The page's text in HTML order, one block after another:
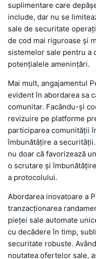
suplimentare care
include, dar nu se
sale de securitate
de cod mai riguroase și
sistemelor sale pentru a
potențialele amenințări.
Mai mult, angajamentul
evident în abordarea sa
comunitar. Facându-și
revizuire pe platforme
participarea comunității
îmbunătățire a
nu doar că favorizează
o scrutare și
a protocolului.
Abordarea inovatoare a
tranzacționarea
pieței sale automate
cu decădere în timp,
securitate robuste.
noutatea ofertelor sale,